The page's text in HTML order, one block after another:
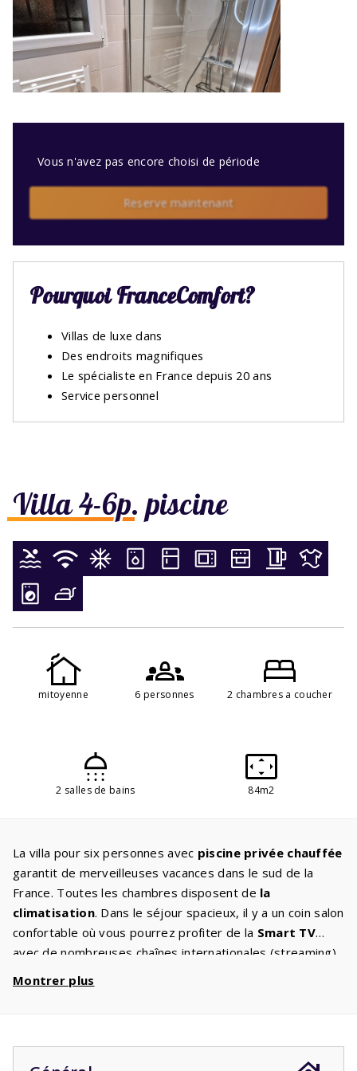
Villa 4-6p. piscine
mitoyenne 6 personnes 2 chambres a coucher
2 salles de bains 84m2
La villa pour six personnes avec piscine privée chauffée
garantit de merveilleuses vacances dans le sud de la
France. Toutes les chambres disposent de la
climatisation. Dans le séjour spacieux, il y a un coin salon
confortable où vous pourrez profiter de la Smart TV
avec de nombreuses chaînes internationales (streaming).
cuisine moderne
disposent toutes deux d’unesalle de bain attenante
Montrer plus
Vous n'avez pas encore choisi de période
Reserve maintenant
Pourquoi FranceComfort?
Villas de luxe dans
Des endroits magnifiques
Le spécialiste en France depuis 20 ans
Service personnel